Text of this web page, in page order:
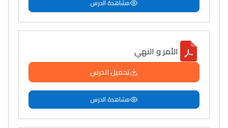
مشاهدة الدرس
الأمر و النهي
تحميل الدرس
مشاهدة الدرس